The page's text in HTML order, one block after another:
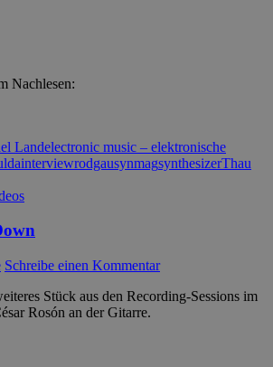
Nachlesen:
Landelectronic music – elektronische
interviewrodgausynmagsynthesizerThau
Schreibe einen Kommentar
Stück aus den Recording-Sessions im
Rosón an der Gitarre.